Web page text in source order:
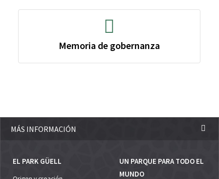
Memoria de gobernanza
MÁS INFORMACIÓN
EL PARK GÜELL
UN PARQUE PARA TODO EL
MUNDO